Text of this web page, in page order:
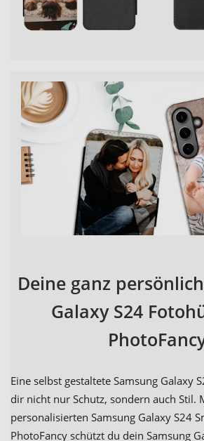
Deine ganz
Galaxy S24
Eine selbst gestaltete Samsung Galaxy
dir nicht nur Schutz, sondern auch Stil.
personalisierten Samsung Galaxy S24
PhotoFancy schützt du dein Samsung